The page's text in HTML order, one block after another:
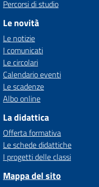
Percorsi di studio
Le novità
Le notizie
I comunicati
Le circolari
Calendario eventi
Le scadenze
Albo online
La didattica
Offerta formativa
Le schede didattiche
I progetti delle classi
Mappa del sito